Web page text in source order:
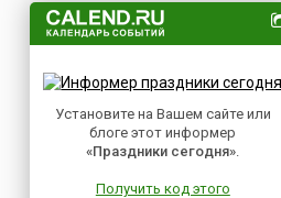
Установите на Вашем сайте или
блоге этот информер
«Праздники сегодня».
Получить код этого